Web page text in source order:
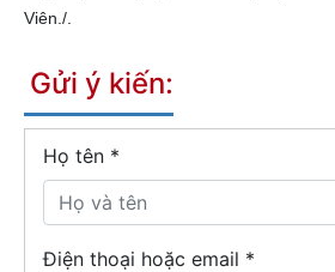
Viên./.
Gửi ý kiến:
Họ tên *
Điện thoại hoặc email *